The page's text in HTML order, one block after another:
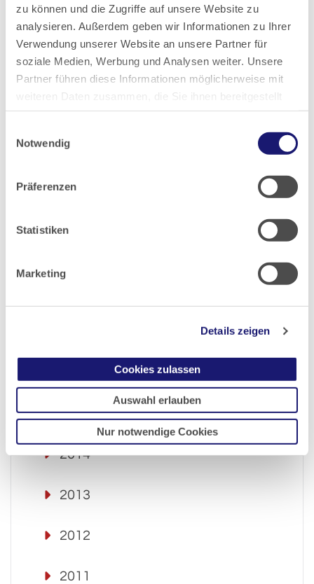
zu können und die Zugriffe auf unsere Website zu
analysieren. Außerdem geben wir Informationen zu Ihrer
Verwendung unserer Website an unsere Partner für
soziale Medien, Werbung und Analysen weiter. Unsere
Partner führen diese Informationen möglicherweise mit
weiteren Daten zusammen, die Sie ihnen bereitgestellt
haben oder die sie im Rahmen Ihrer Nutzung der Dienste
Notwendig
Präferenzen
Statistiken
Marketing
Details zeigen
Cookies zulassen
Auswahl erlauben
Nur notwendige Cookies
2025
2024
2023
2015
2014
2013
2012
2011